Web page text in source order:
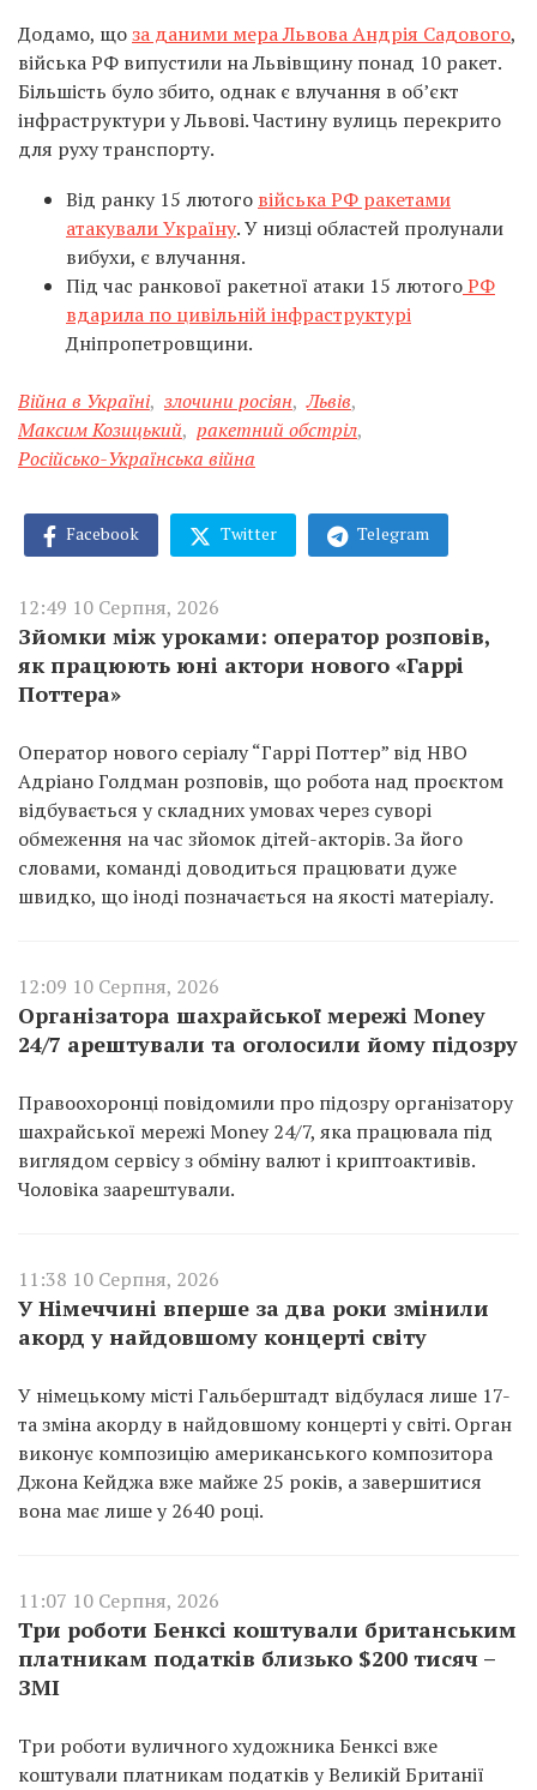
Додамо, щоза даними мера Львова Андрія Садового,
війська РФ випустили на Львівщину понад 10 ракет.
Більшість було збито, однак є влучання в об’єкт
інфраструктури у Львові. Частину вулиць перекрито
для руху транспорту.
Від ранку 15 лютого війська РФ ракетами
атакували Україну. У низці областей пролунали
вибухи, є влучання.
Під час ранкової ракетної атаки 15 лютогоРФ
вдарила по цивільній інфраструктурі
Дніпропетровщини.
Війна в Україні, злочини росіян, Львів,
Максим Козицький, ракетний обстріл,
Російсько-Українська війна
Facebook Twitter Telegram
12:49 10 Серпня, 2026
Зйомки між уроками: оператор розповів,
як працюють юні актори нового «Гаррі
Поттера»
Оператор нового серіалу “Гаррі Поттер” від HBO
Адріано Голдман розповів, що робота над проєктом
відбувається у складних умовах через суворі
обмеження на час зйомок дітей-акторів. За його
словами, команді доводиться працювати дуже
швидко, що іноді позначається на якості матеріалу.
12:09 10 Серпня, 2026
Організатора шахрайської мережі Money
24/7 арештували та оголосили йому підозру
Правоохоронці повідомили про підозру організатору
шахрайської мережі Money 24/7, яка працювала під
виглядом сервісу з обміну валют і криптоактивів.
Чоловіка заарештували.
11:38 10 Серпня, 2026
У Німеччині вперше за два роки змінили
акорд у найдовшому концерті світу
У німецькому місті Гальберштадт відбулася лише 17-
та зміна акорду в найдовшому концерті у світі. Орган
виконує композицію американського композитора
Джона Кейджа вже майже 25 років, а завершитися
вона має лише у 2640 році.
11:07 10 Серпня, 2026
Три роботи Бенксі коштували британським
платникам податків близько $200 тисяч –
ЗМІ
Три роботи вуличного художника Бенксі вже
коштували платникам податків у Великій Британії